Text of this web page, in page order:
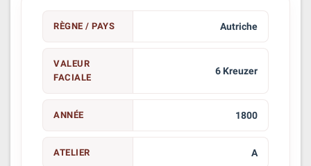
RÈGNE / PAYS Autriche
VALEUR
FACIALE
6 Kreuzer
ANNÉE 1800
ATELIER A